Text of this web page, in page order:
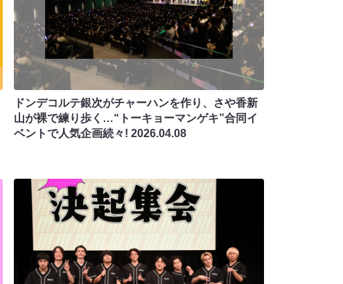
ドンデコルテ銀次がチャーハンを作り、さや香新
山が裸で練り歩く…“トーキョーマンゲキ”合同イ
ベントで人気企画続々! 2026.04.08